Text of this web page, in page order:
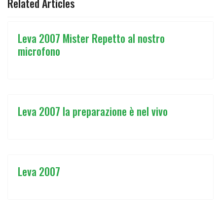
Leva 2007 Mister Repetto al nostro
microfono
Leva 2007 la preparazione è nel vivo
Leva 2007